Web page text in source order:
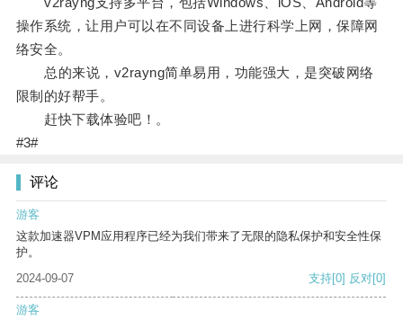
操作系统，让用户可以在不同设备上进行科学上网，保障网
络安全。
总的来说，v2rayng简单易用，功能强大，是突破网络
限制的好帮手。
赶快下载体验吧！。
#3#
评论
游客
这款加速器VPM应用程序已经为我们带来了无限的隐私保护和安全性保
护。
2024-09-07
支持[0] 反对[0]
游客